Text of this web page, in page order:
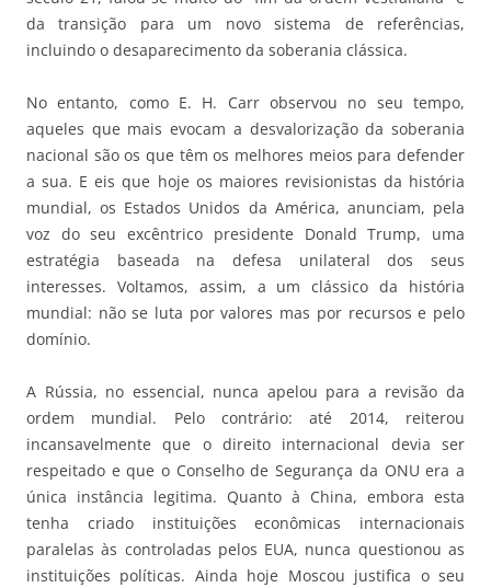
da transição para um novo sistema de referências,
incluindo o desaparecimento da soberania clássica.
No entanto, como E. H. Carr observou no seu tempo,
aqueles que mais evocam a desvalorização da soberania
nacional são os que têm os melhores meios para defender
a sua. E eis que hoje os maiores revisionistas da história
mundial, os Estados Unidos da América, anunciam, pela
voz do seu excêntrico presidente Donald Trump, uma
estratégia baseada na defesa unilateral dos seus
interesses. Voltamos, assim, a um clássico da história
mundial: não se luta por valores mas por recursos e pelo
domínio.
A Rússia, no essencial, nunca apelou para a revisão da
ordem mundial. Pelo contrário: até 2014, reiterou
incansavelmente que o direito internacional devia ser
respeitado e que o Conselho de Segurança da ONU era a
única instância legitima. Quanto à China, embora esta
tenha criado instituições econômicas internacionais
paralelas às controladas pelos EUA, nunca questionou as
instituições políticas. Ainda hoje Moscou justifica o seu